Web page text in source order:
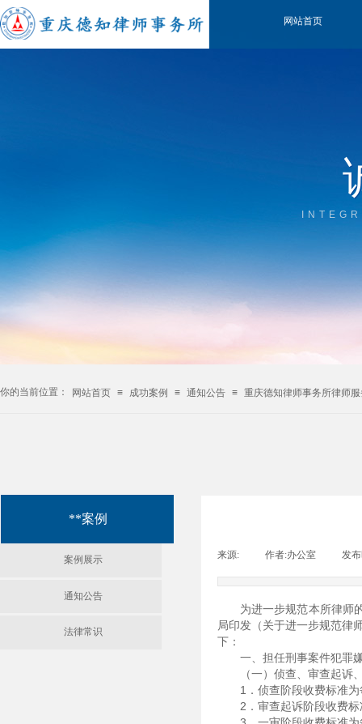
网站首页
你的当前位置： 网站首页 ≡ 成功案例 ≡ 通知公告 ≡ 重庆德知律师事务所律师
来源: 作者:办公室 发
为进一步规范本所律师
局印发（关于进一步规范律
下：
一、担任刑事案件犯罪
（一）侦查、审查起诉
1．侦查阶段收费标准
2．审查起诉阶段收费
**案例
案例展示
通知公告
法律常识